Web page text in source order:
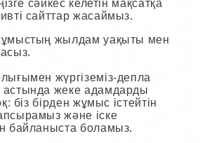
сәйкес келетін мақсатқа
сайттар жасаймыз.
жылдам уақыты мен
жүргіземіз-депла
жеке адамдарды
біз бірден жұмыс істейтін
және іске
байланыста боламыз.